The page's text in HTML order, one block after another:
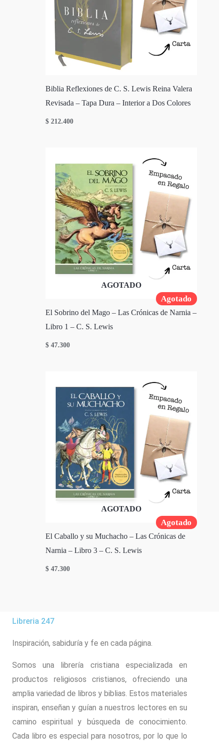
Biblia Reflexiones de C. S. Lewis Reina Valera
Revisada – Tapa Dura – Interior a Dos Colores
$ 212.400
Agotado
AGOTADO
El Sobrino del Mago – Las Crónicas de Narnia –
Libro 1 – C. S. Lewis
$ 47.300
Agotado
AGOTADO
El Caballo y su Muchacho – Las Crónicas de
Narnia – Libro 3 – C. S. Lewis
$ 47.300
Libreria 247
Inspiración, sabiduría y fe en cada página.
Somos una librería cristiana especializada en
productos religiosos cristianos, ofreciendo una
amplia variedad de libros y biblias. Estos materiales
inspiran, enseñan y guían a nuestros lectores en su
camino espiritual y búsqueda de conocimiento.
Cada libro es especial para nosotros, por lo que lo